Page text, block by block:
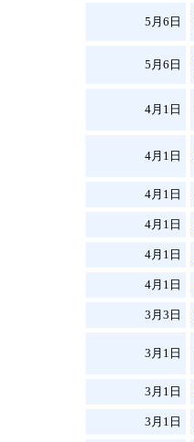
5月6日
5月6日
4月1日
4月1日
4月1日
4月1日
4月1日
4月1日
3月3日
3月1日
3月1日
3月1日